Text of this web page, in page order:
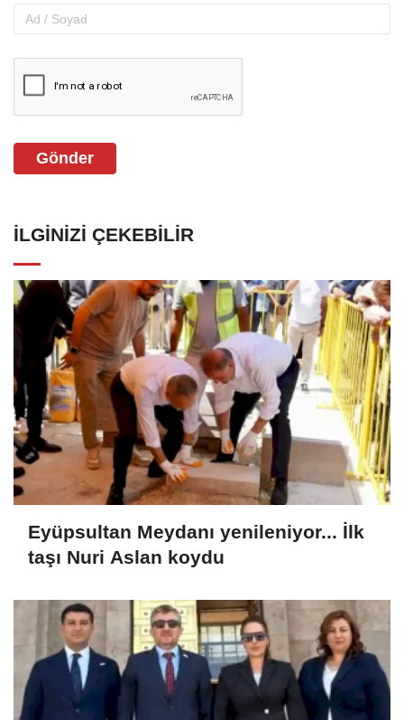
Gönder
İLGINIZI ÇEKEBILIR
Eyüpsultan Meydanı yenileniyor... İlk
taşı Nuri Aslan koydu